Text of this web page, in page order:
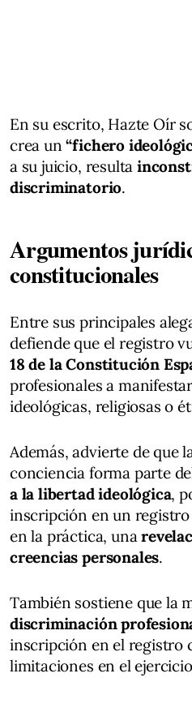
En su escrito, Hazte Oír
crea un“fichero
a su juicio, resulta
discriminatorio.
Argumentos
constitucionales
Entre sus principales
defiende que el registro
18 de la Constitución
profesionales a
ideológicas, religiosas o
Además, advierte de que
conciencia forma parte
a la libertad ideológica,
inscripción en un
en la práctica, una
creencias personales.
También sostiene que la
discriminación
inscripción en el registro
limitaciones en el